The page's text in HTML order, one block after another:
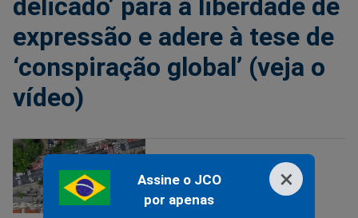
×
Assine o JCO
por apenas
delicado’ para a liberdade de
expressão e adere à tese de
‘conspiração global’ (veja o
vídeo)
MANIFESTAÇÃO POPULAR
24/03/2024